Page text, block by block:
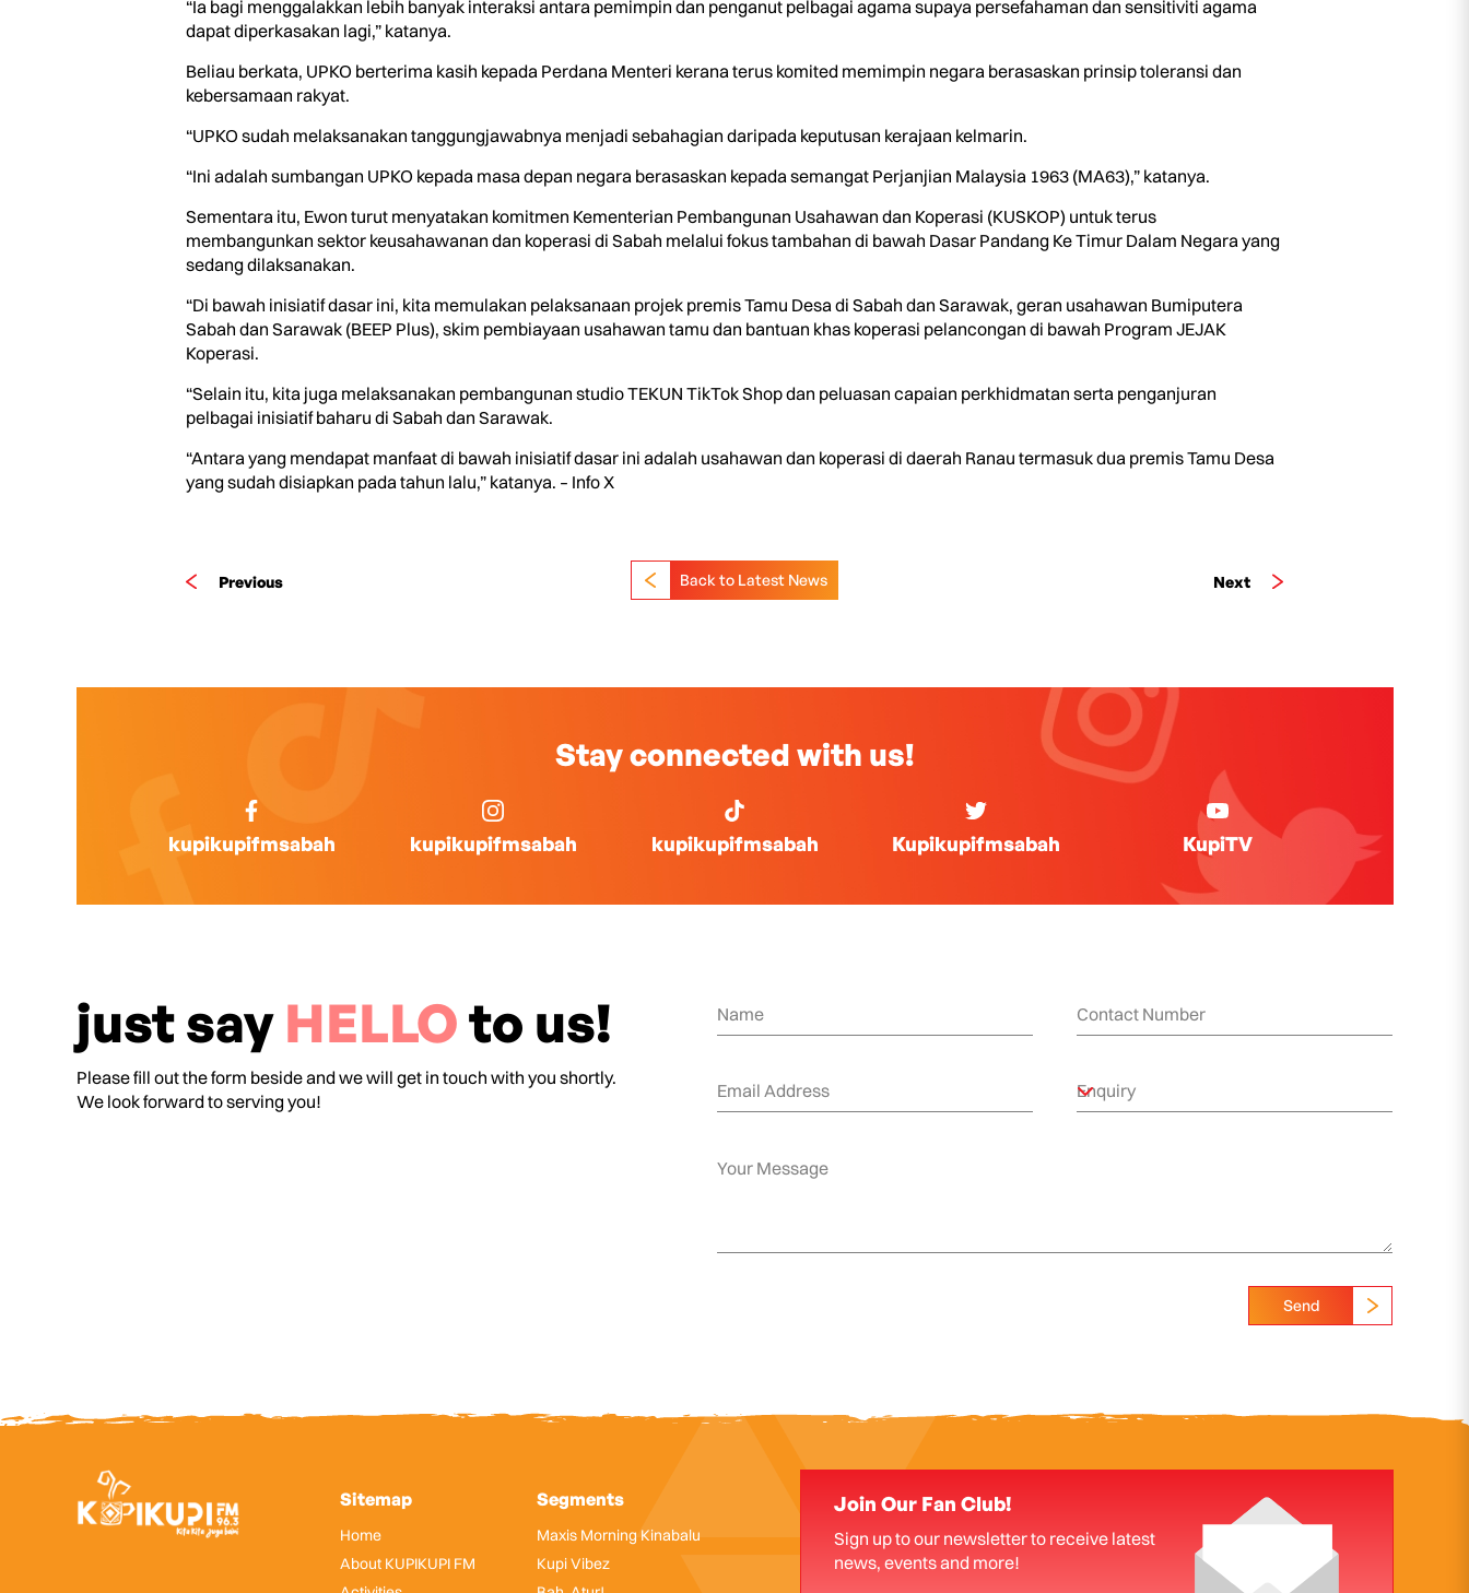
“Ia bagi menggalakkan lebih banyak interaksi antara pemimpin dan penganut pelbagai agama supaya persefahaman dan sensitiviti agama
dapat diperkasakan lagi,” katanya.
Beliau berkata, UPKO berterima kasih kepada Perdana Menteri kerana terus komited memimpin negara berasaskan prinsip toleransi dan
kebersamaan rakyat.
“UPKO sudah melaksanakan tanggungjawabnya menjadi sebahagian daripada keputusan kerajaan kelmarin.
“Ini adalah sumbangan UPKO kepada masa depan negara berasaskan kepada semangat Perjanjian Malaysia 1963 (MA63),” katanya.
Sementara itu, Ewon turut menyatakan komitmen Kementerian Pembangunan Usahawan dan Koperasi (KUSKOP) untuk terus
membangunkan sektor keusahawanan dan koperasi di Sabah melalui fokus tambahan di bawah Dasar Pandang Ke Timur Dalam Negara yang
sedang dilaksanakan.
“Di bawah inisiatif dasar ini, kita memulakan pelaksanaan projek premis Tamu Desa di Sabah dan Sarawak, geran usahawan Bumiputera
Sabah dan Sarawak (BEEP Plus), skim pembiayaan usahawan tamu dan bantuan khas koperasi pelancongan di bawah Program JEJAK
Koperasi.
“Selain itu, kita juga melaksanakan pembangunan studio TEKUN TikTok Shop dan peluasan capaian perkhidmatan serta penganjuran
pelbagai inisiatif baharu di Sabah dan Sarawak.
“Antara yang mendapat manfaat di bawah inisiatif dasar ini adalah usahawan dan koperasi di daerah Ranau termasuk dua premis Tamu Desa
yang sudah disiapkan pada tahun lalu,” katanya. – Info X
Previous Next
Back to Latest News
Stay connected with us!
kupikupifmsabah kupikupifmsabah kupikupifmsabah Kupikupifmsabah KupiTV
just say HELLOto us!
Please fill out the form beside and we will get in touch with you shortly.
We look forward to serving you!
Send
Sitemap
Home
About KUPIKUPI FM
Segments
Maxis Morning Kinabalu
Kupi Vibez
Join Our Fan Club!
Sign up to our newsletter to receive latest
news, events and more!